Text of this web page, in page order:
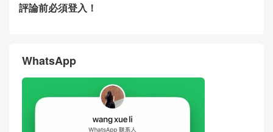
評論前必須登入！
WhatsApp